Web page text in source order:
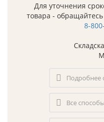
Для уточнения
товара -
8-
Подробнее
Все